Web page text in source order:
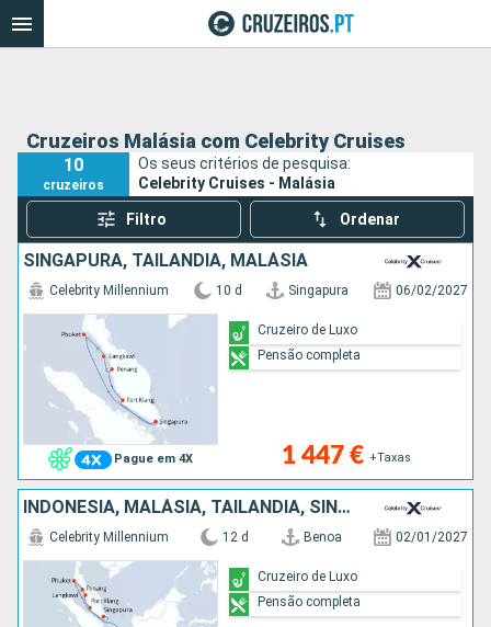
Cruzeiros Malásia com Celebrity Cruises
10
cruzeiros
Os seus critérios de pesquisa:
Celebrity Cruises - Malásia
Filtro Ordenar
SINGAPURA, TAILÂNDIA, MALÁSIA
Pague em 4X
Celebrity Millennium 10 d Singapura 06/02/2027
1 447 € +Taxas
Cruzeiro de Luxo
Pensão completa
INDONÉSIA, MALÁSIA, TAILÂNDIA, SINGAPURA
Celebrity Millennium 12 d Benoa 02/01/2027
Cruzeiro de Luxo
Pensão completa